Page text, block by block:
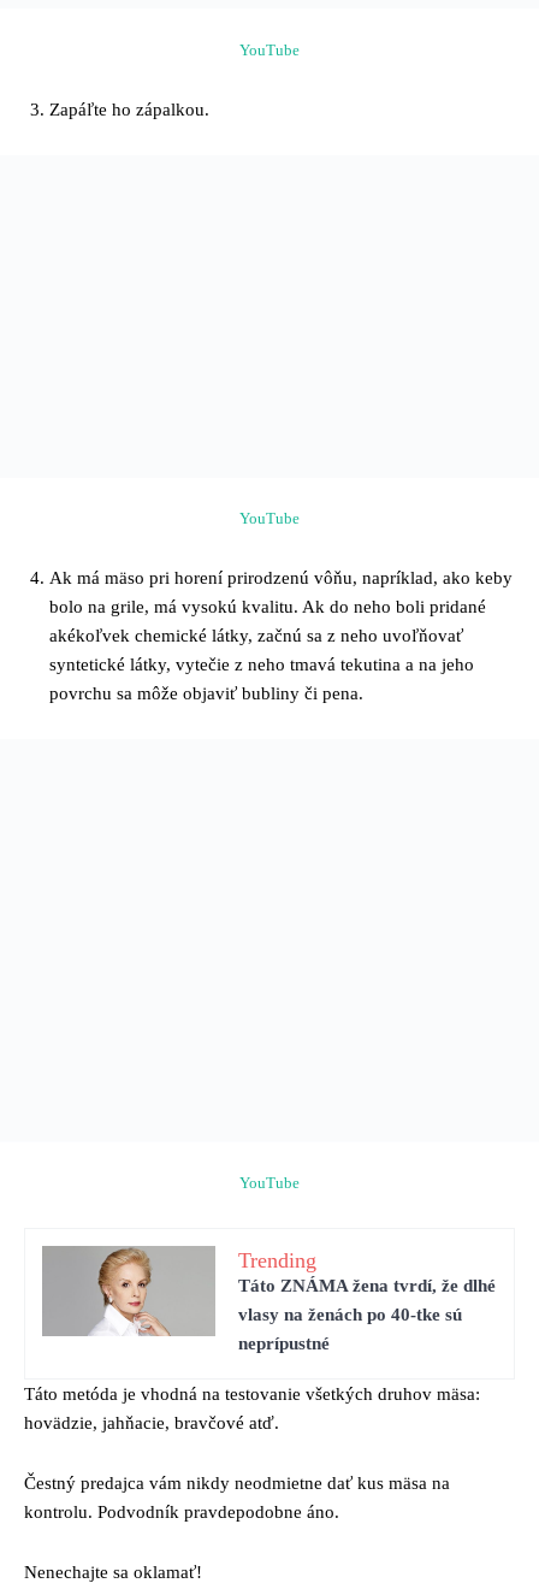
YouTube
Zapáľte ho zápalkou.
YouTube
Ak má mäso pri horení prirodzenú vôňu, napríklad, ako keby
bolo na grile, má vysokú kvalitu. Ak do neho boli pridané
akékoľvek chemické látky, začnú sa z neho uvoľňovať
syntetické látky, vytečie z neho tmavá tekutina a na jeho
povrchu sa môže objaviť bubliny či pena.
YouTube
Trending
Táto ZNÁMA žena tvrdí, že dlhé
vlasy na ženách po 40-tke sú
neprípustné
Táto metóda je vhodná na testovanie všetkých druhov mäsa:
hovädzie, jahňacie, bravčové atď.
Čestný predajca vám nikdy neodmietne dať kus mäsa na
kontrolu. Podvodník pravdepodobne áno.
Nenechajte sa oklamať!